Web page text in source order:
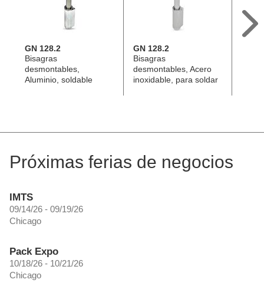
GN 128.2
Bisagras
desmontables,
Aluminio, soldable
GN 128.2
Bisagras
desmontables, Acero
inoxidable, para soldar
Próximas ferias de negocios
IMTS
09/14/26 - 09/19/26
Chicago
Pack Expo
10/18/26 - 10/21/26
Chicago